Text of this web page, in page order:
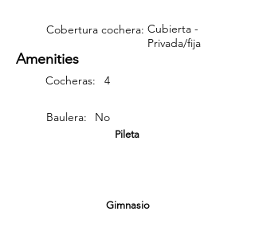
Cobertura cochera: Cubierta -
Privada/fija
Cocheras: 4
Baulera: No
Amenities
Pileta
Gimnasio